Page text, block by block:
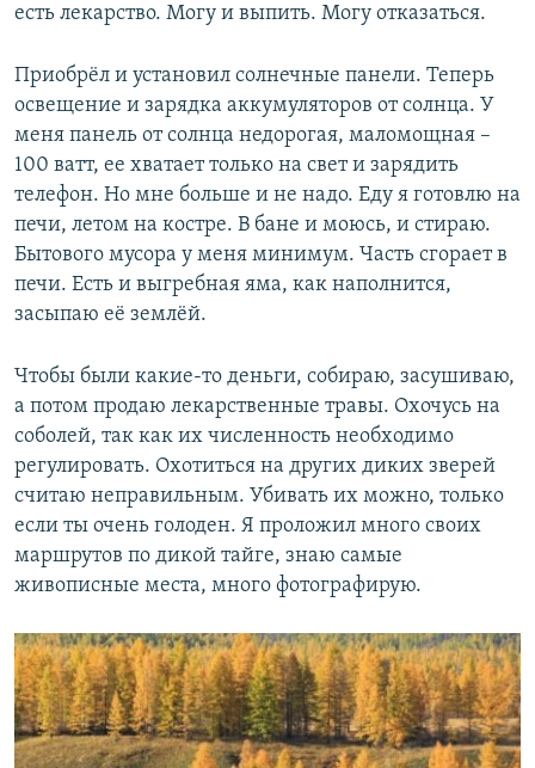
есть лекарство. Могу и выпить. Могу отказаться.
Приобрёл и установил солнечные панели. Теперь
освещение и зарядка аккумуляторов от солнца. У
меня панель от солнца недорогая, маломощная –
100 ватт, ее хватает только на свет и зарядить
телефон. Но мне больше и не надо. Еду я готовлю на
печи, летом на костре. В бане и моюсь, и стираю.
Бытового мусора у меня минимум. Часть сгорает в
печи. Есть и выгребная яма, как наполнится,
засыпаю её землёй.
Чтобы были какие-то деньги, собираю, засушиваю,
а потом продаю лекарственные травы. Охочусь на
соболей, так как их численность необходимо
регулировать. Охотиться на других диких зверей
считаю неправильным. Убивать их можно, только
если ты очень голоден. Я проложил много своих
маршрутов по дикой тайге, знаю самые
живописные места, много фотографирую.